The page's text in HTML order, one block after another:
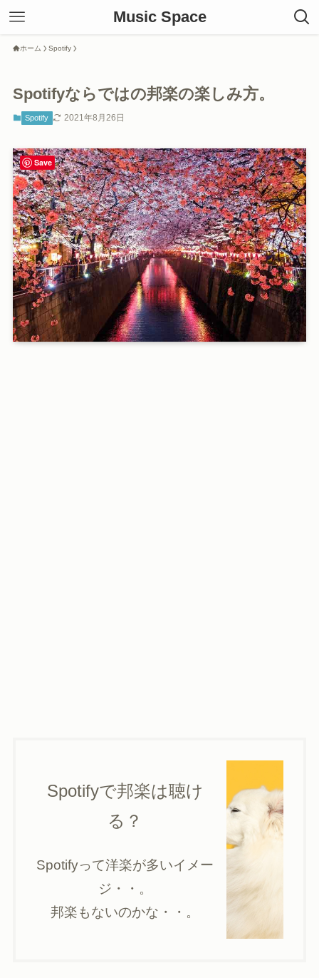
Music Space
ホーム Spotify
Spotifyならではの邦楽の楽しみ方。
Spotify 2021年8月26日
Spotifyで邦楽は聴け
る？
Spotifyって洋楽が多いイメー
ジ・・。
邦楽もないのかな・・。
Save